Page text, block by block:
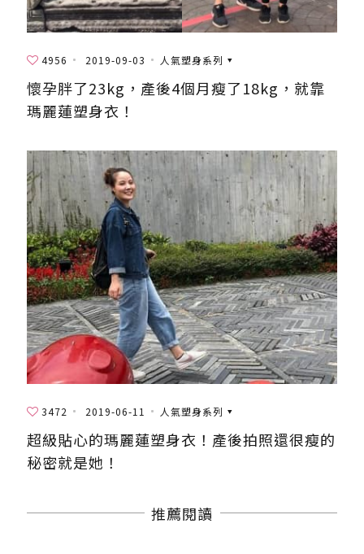
4956 2019-09-03 人氣塑身系列
懷孕胖了23kg，產後4個月瘦了18kg，就靠
瑪麗蓮塑身衣！
3472 2019-06-11 人氣塑身系列
超級貼心的瑪麗蓮塑身衣！產後拍照還很瘦的
秘密就是她！
推薦閱讀